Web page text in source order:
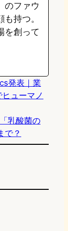
のファウ
持つ。
を創って
発表｜業
ューマノ
乳酸菌の
で？